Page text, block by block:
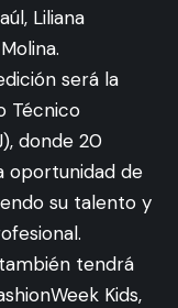
Liliana
será la
Técnico
donde 20
oportunidad de
su talento y
tendrá
Kids,